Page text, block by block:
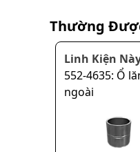
Thường
Linh Kiện
552-4635: Ổ
ngoài